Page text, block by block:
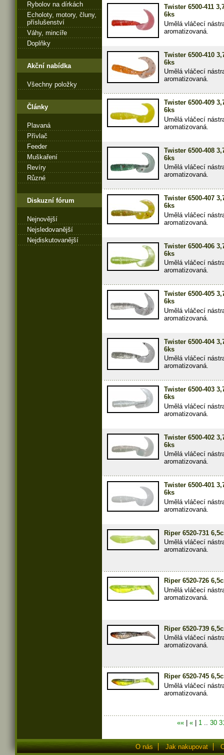
Rybolov na dírkách
Echoloty, motory, čluny,
příslušenství
Váhy, mincíře
Doplňky
Akční nabídka
Všechny položky
Články
Plavaná
Přívlač
Feeder
Muškaření
Revíry
Různé
Diskuzní fórum
Nejnovější
Nejsledovanější
Nejdiskutovanější
Twister 6500-411
6ks
Umělá vláčecí
aromatizovaná.
Twister 6500-410
6ks
Umělá vláčecí
aromatizovaná.
Twister 6500-409
6ks
Umělá vláčecí
aromatizovaná.
Twister 6500-408
6ks
Umělá vláčecí
aromatizovaná.
Twister 6500-407
6ks
Umělá vláčecí
aromatizovaná.
Twister 6500-406
6ks
Umělá vláčecí
aromatizovaná.
Twister 6500-405
6ks
Umělá vláčecí
aromatizovaná.
Twister 6500-404
6ks
Umělá vláčecí
aromatizovaná.
Twister 6500-403
6ks
Umělá vláčecí
aromatizovaná.
Twister 6500-402
6ks
Umělá vláčecí
aromatizovaná.
Twister 6500-401
6ks
Umělá vláčecí
aromatizovaná.
Riper 6520-731
Umělá vláčecí
aromatizovaná.
Riper 6520-726
Umělá vláčecí
aromatizovaná.
Riper 6520-739
Umělá vláčecí
aromatizovaná.
Riper 6520-745
Umělá vláčecí
aromatizovaná.
««| «| 1.. 30
O nás Jak nakupovat